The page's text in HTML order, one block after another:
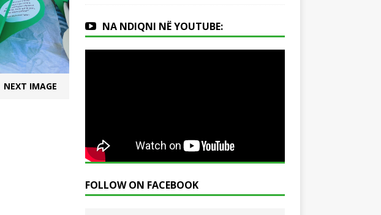
NEXT IMAGE
NA NDIQNI NË YOUTUBE:
FOLLOW ON FACEBOOK